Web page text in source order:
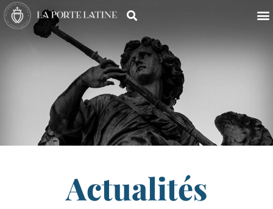
Actualités